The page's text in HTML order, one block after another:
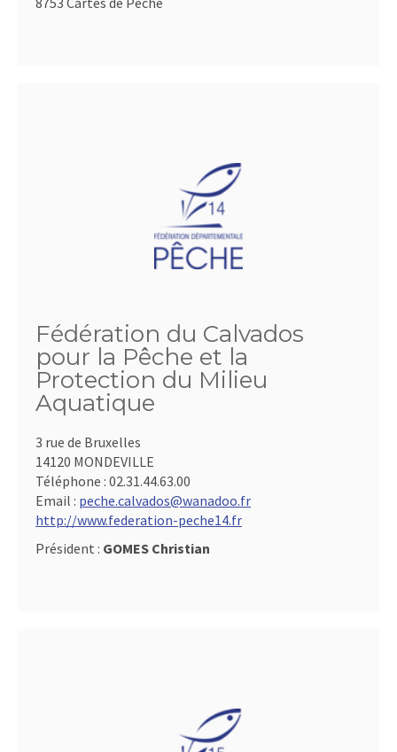
Fédération du Calvados
pour la Pêche et la
Protection du Milieu
Aquatique
3 rue de Bruxelles
14120 MONDEVILLE
Téléphone : 02.31.44.63.00
Email : peche.calvados@wanadoo.fr
http://www.federation-peche14.fr
Président : GOMES Christian